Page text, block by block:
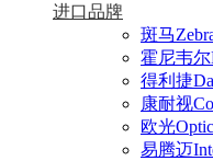
进口品牌
斑马
霍尼韦尔
得利捷
康耐视
欧光
易腾迈